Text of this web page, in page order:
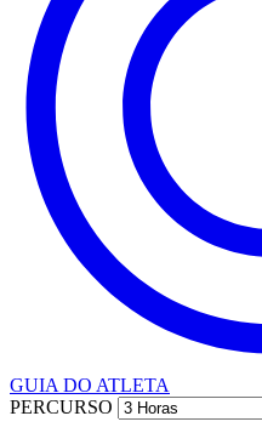
GUIA DO ATLETA
PERCURSO